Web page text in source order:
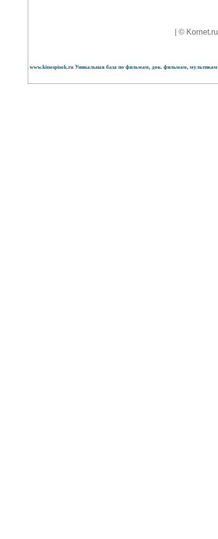
| ©
www.kinospisok.ru Уникальная база по фильмам, док. фильмам,